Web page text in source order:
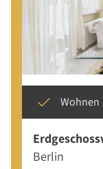
Wohnen
Berlin